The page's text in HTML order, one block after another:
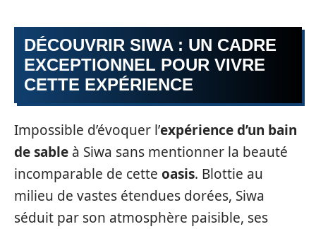
DÉCOUVRIR SIWA : UN CADRE
EXCEPTIONNEL POUR VIVRE
CETTE EXPÉRIENCE
Impossible d’évoquer l’expérience d’un bain
de sable à Siwa sans mentionner la beauté
incomparable de cette oasis. Blottie au
milieu de vastes étendues dorées, Siwa
séduit par son atmosphère paisible, ses